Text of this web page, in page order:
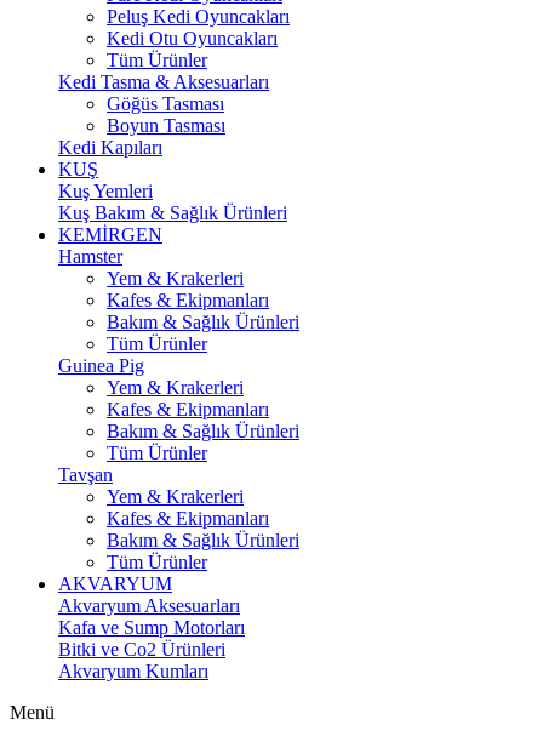
Peluş Kedi Oyuncakları
Kedi Otu Oyuncakları
Tüm Ürünler
Kedi Tasma & Aksesuarları
Göğüs Tasması
Boyun Tasması
Kedi Kapıları
KUŞ
Kuş Yemleri
Kuş Bakım & Sağlık Ürünleri
KEMİRGEN
Hamster
Yem & Krakerleri
Kafes & Ekipmanları
Bakım & Sağlık Ürünleri
Tüm Ürünler
Guinea Pig
Yem & Krakerleri
Kafes & Ekipmanları
Bakım & Sağlık Ürünleri
Tüm Ürünler
Tavşan
Yem & Krakerleri
Kafes & Ekipmanları
Bakım & Sağlık Ürünleri
Tüm Ürünler
AKVARYUM
Akvaryum Aksesuarları
Kafa ve Sump Motorları
Bitki ve Co2 Ürünleri
Akvaryum Kumları
Menü